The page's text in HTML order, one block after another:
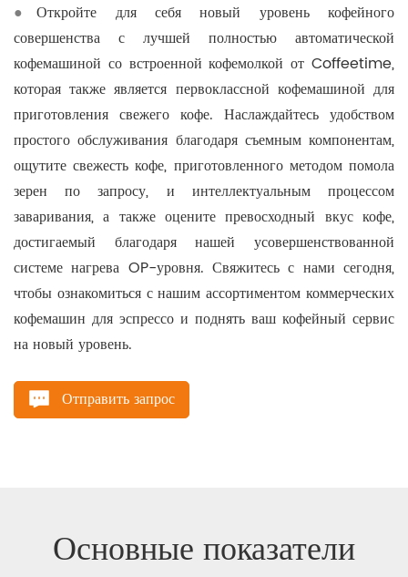
●Откройте для себя новый уровень кофейного
совершенства с лучшей полностью автоматической
кофемашиной со встроенной кофемолкой от Coffeetime,
которая также является первоклассной кофемашиной для
приготовления свежего кофе. Наслаждайтесь удобством
простого обслуживания благодаря съемным компонентам,
ощутите свежесть кофе, приготовленного методом помола
зерен по запросу, и интеллектуальным процессом
заваривания, а также оцените превосходный вкус кофе,
достигаемый благодаря нашей усовершенствованной
системе нагрева OP-уровня. Свяжитесь с нами сегодня,
чтобы ознакомиться с нашим ассортиментом коммерческих
кофемашин для эспрессо и поднять ваш кофейный сервис
на новый уровень.
Отправить запрос
Основные показатели